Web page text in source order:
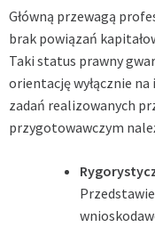
Główną przewagą
brak powiązań
Taki status prawny
orientację wyłącznie
zadań realizowanych
przygotowawczym